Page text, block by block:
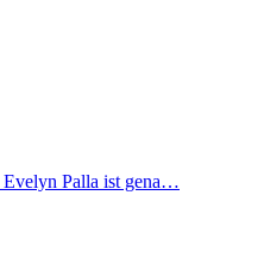
Palla ist gena…